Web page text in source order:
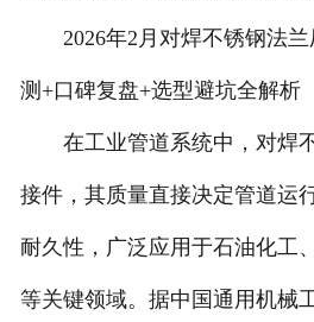
2026年2月对焊不锈钢法兰
测+口碑复盘+选型避坑全解析
在工业管道系统中，对焊
接件，其质量直接决定管道运
耐久性，广泛应用于石油化工
等关键领域。据中国通用机械